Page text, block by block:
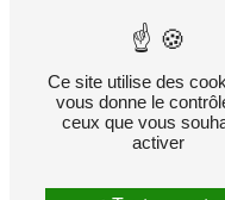
répondre aux
Opter pour SEE
dépassent les
Nos services de
Ce site utilise des
vous donne le
ceux que vous
activer